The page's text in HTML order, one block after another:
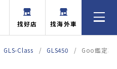
找好店 找海外車
GLS-Class GLS450 Goo鑑定車